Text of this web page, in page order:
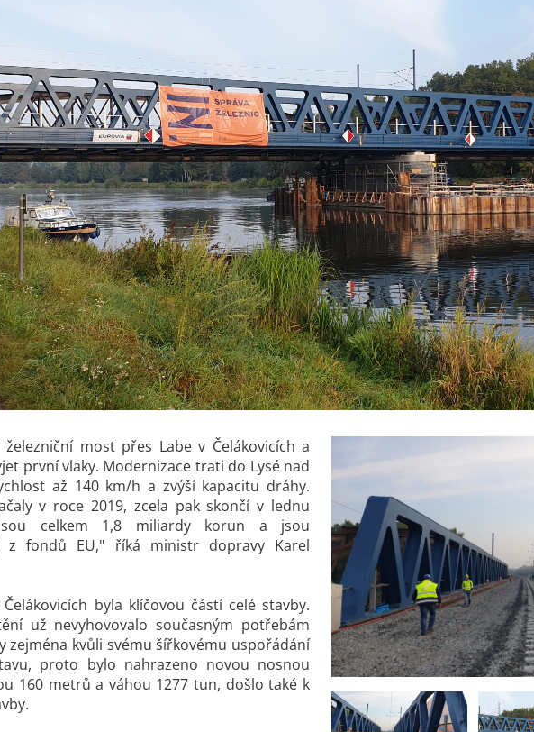
most přes Labe v Čelákovicích a
první vlaky. Modernizace trati do Lysé nad
až 140 km/h a zvýší kapacitu dráhy.
v roce 2019, zcela pak skončí v lednu
celkem 1,8 miliardy korun a jsou
z fondů EU," říká ministr dopravy Karel
byla klíčovou částí celé stavby.
už nevyhovovalo současným potřebám
zejména kvůli svému šířkovému uspořádání
proto bylo nahrazeno novou nosnou
160 metrů a váhou 1277 tun, došlo také k